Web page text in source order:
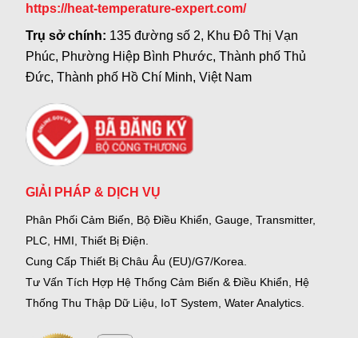
https://heat-temperature-expert.com/
Trụ sở chính: 135 đường số 2, Khu Đô Thị Vạn
Phúc, Phường Hiệp Bình Phước, Thành phố Thủ
Đức, Thành phố Hồ Chí Minh, Việt Nam
GIẢI PHÁP & DỊCH VỤ
Phân Phối Cảm Biến, Bộ Điều Khiển, Gauge, Transmitter,
PLC, HMI, Thiết Bị Điện.
Cung Cấp Thiết Bị Châu Âu (EU)/G7/Korea.
Tư Vấn Tích Hợp Hệ Thống Cảm Biến & Điều Khiển, Hệ
Thống Thu Thập Dữ Liệu, IoT System, Water Analytics.